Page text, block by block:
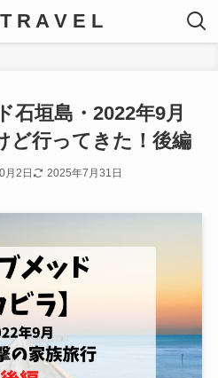
R A V E L
石垣島・2022年9月
ど行ってきた！後編
月2日 2025年7月31日